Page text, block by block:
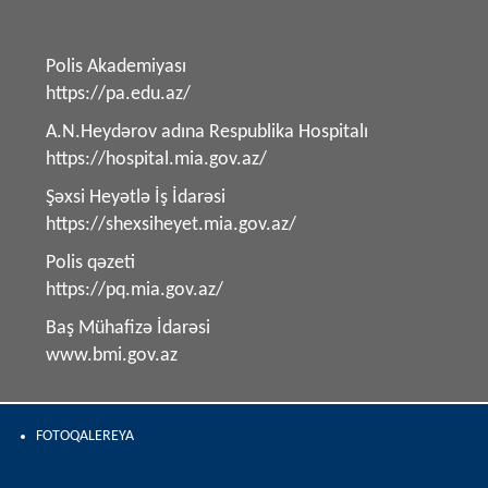
Polis Akademiyası
https://pa.edu.az/
A.N.Heydərov adına Respublika Hospitalı
https://hospital.mia.gov.az/
Şəxsi Heyətlə İş İdarəsi
https://shexsiheyet.mia.gov.az/
Polis qəzeti
https://pq.mia.gov.az/
Baş Mühafizə İdarəsi
www.bmi.gov.az
FOTOQALEREYA